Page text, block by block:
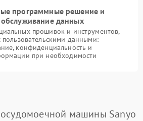
программные решение и
данных
прошивок и инструментов,
пользовательскими данными:
конфиденциальность и
при необходимости
машины Sanyo